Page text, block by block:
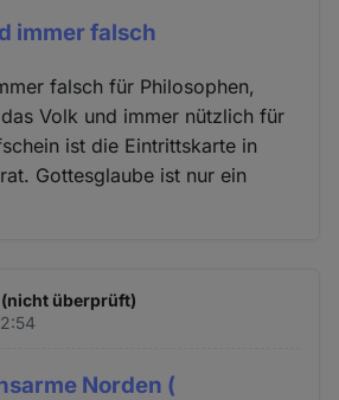
immer falsch
falsch für Philosophen,
Volk und immer nützlich für
ist die Eintrittskarte in
Gottesglaube ist nur ein
überprüft)
Norden (